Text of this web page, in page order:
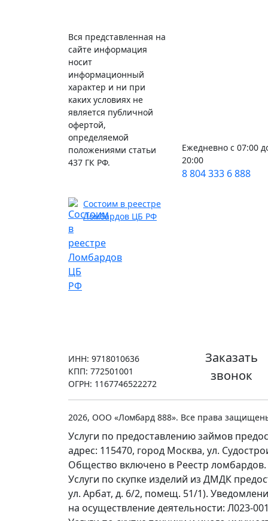
Вся представленная на
сайте информация
носит
информационный
характер и ни при
каких условиях не
является публичной
офертой,
определяемой
положениями статьи
437 ГК РФ.
Состоим в реестре
Ломбардов ЦБ РФ
ИНН: 9718010636
КПП: 772501001
ОГРН: 1167746522272
Ежедневно с 07:00
20:00
8 804 333 6 888
Заказать
звонок
2026, ООО «Ломбард 888». Все права
Услуги по предоставлению займов
адрес: 115470, город Москва, ул.
Общество включено в Реестр ломбардов.
Услуги по скупке изделий из ДМДК
ул. Арбат, д. 6/2, помещ. 51/1).
на осуществление деятельности: Л023-